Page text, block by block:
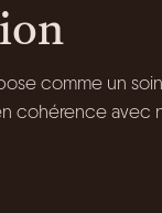
comme un
cohérence avec